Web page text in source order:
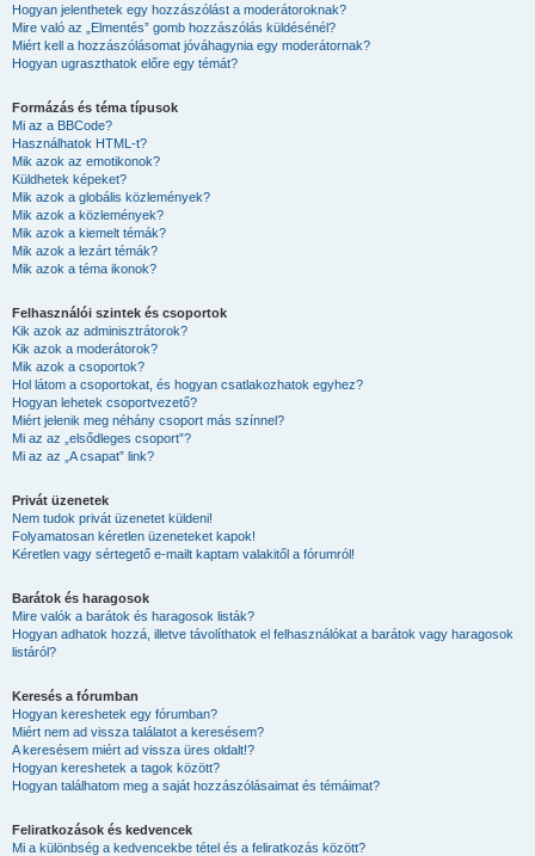
Hogyan jelenthetek egy hozzászólást a moderátoroknak?
Mire való az „Elmentés” gomb hozzászólás küldésénél?
Miért kell a hozzászólásomat jóváhagynia egy moderátornak?
Hogyan ugraszthatok előre egy témát?
Formázás és téma típusok
Mi az a BBCode?
Használhatok HTML-t?
Mik azok az emotikonok?
Küldhetek képeket?
Mik azok a globális közlemények?
Mik azok a közlemények?
Mik azok a kiemelt témák?
Mik azok a lezárt témák?
Mik azok a téma ikonok?
Felhasználói szintek és csoportok
Kik azok az adminisztrátorok?
Kik azok a moderátorok?
Mik azok a csoportok?
Hol látom a csoportokat, és hogyan csatlakozhatok egyhez?
Hogyan lehetek csoportvezető?
Miért jelenik meg néhány csoport más színnel?
Mi az az „elsődleges csoport”?
Mi az az „A csapat” link?
Privát üzenetek
Nem tudok privát üzenetet küldeni!
Folyamatosan kéretlen üzeneteket kapok!
Kéretlen vagy sértegető e-mailt kaptam valakitől a fórumról!
Barátok és haragosok
Mire valók a barátok és haragosok listák?
Hogyan adhatok hozzá, illetve távolíthatok el felhasználókat a barátok vagy haragosok
listáról?
Keresés a fórumban
Hogyan kereshetek egy fórumban?
Miért nem ad vissza találatot a keresésem?
A keresésem miért ad vissza üres oldalt!?
Hogyan kereshetek a tagok között?
Hogyan találhatom meg a saját hozzászólásaimat és témáimat?
Feliratkozások és kedvencek
Mi a különbség a kedvencekbe tétel és a feliratkozás között?